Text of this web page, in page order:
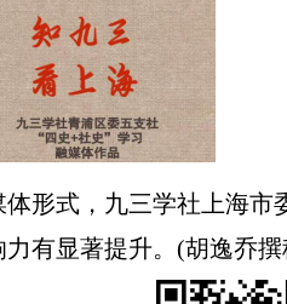
形式，九三学社上海市
有显著提升。(胡逸乔撰